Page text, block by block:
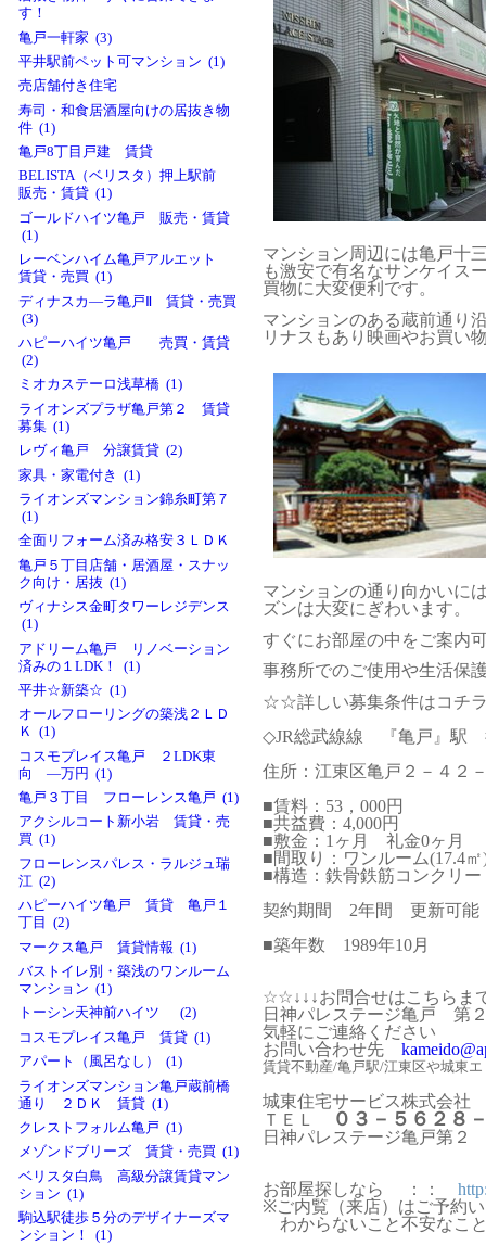
マンション周辺には亀戸十
も激安で有名なサンケイス
買物に大変便利です。
マンションのある蔵前通り
リナスもあり映画やお買い
マンションの通り向かいに
ズンは大変にぎわいます。
すぐにお部屋の中をご案内
事務所でのご使用や生活保
☆☆詳しい募集条件はコチ
◇JR総武線線 『亀戸』
住所：江東区亀戸２－４２
■賃料：53 ，000円
■共益費：4,000円
■敷金：1ヶ月 礼金0ヶ月
■間取り：ワンルーム(17.4㎡
■構造：鉄骨鉄筋コンクリー
契約期間 2年間 更新可能
■築年数 1989年10月
☆☆↓↓↓お問合せはこちら
日神パレステージ亀戸 第
気軽にご連絡ください
お問い合わせ先
賃貸不動産/亀戸駅/江東区や城東
城東住宅サービス株式会
ＴＥＬ
０３－５６２
日神パレステージ亀戸第
お部屋探しなら ：：
※ご内覧（来店）はご予約
わからないこと不安なこ
す！
亀戸一軒家 (3)
平井駅前ペット可マンション (1)
売店舗付き住宅
寿司・和食居酒屋向けの居抜き物
件 (1)
亀戸8丁目戸建 賃貸
BELISTA（ベリスタ）押上駅前
販売・賃貸 (1)
ゴールドハイツ亀戸 販売・賃貸
(1)
レーベンハイム亀戸アルエット
賃貸・売買 (1)
ディナスカ―ラ亀戸Ⅱ 賃貸・売買
(3)
ハピーハイツ亀戸 売買・賃貸
(2)
ミオカステーロ浅草橋 (1)
ライオンズプラザ亀戸第２ 賃貸
募集 (1)
レヴィ亀戸 分譲賃貸 (2)
家具・家電付き (1)
ライオンズマンション錦糸町第７
(1)
全面リフォーム済み格安３ＬＤＫ
亀戸５丁目店舗・居酒屋・スナッ
ク向け・居抜 (1)
ヴィナシス金町タワーレジデンス
(1)
アドリーム亀戸 リノベーション
済みの１LDK！ (1)
平井☆新築☆ (1)
オールフローリングの築浅２ＬＤ
Ｋ (1)
コスモプレイス亀戸 ２LDK東
向 ―万円 (1)
亀戸３丁目 フローレンス亀戸 (1)
アクシルコート新小岩 賃貸・売
買 (1)
フローレンスパレス・ラルジュ瑞
江 (2)
ハピーハイツ亀戸 賃貸 亀戸１
丁目 (2)
マークス亀戸 賃貸情報 (1)
バストイレ別・築浅のワンルーム
マンション (1)
トーシン天神前ハイツ (2)
コスモプレイス亀戸 賃貸 (1)
アパート（風呂なし） (1)
ライオンズマンション亀戸蔵前橋
通り ２ＤＫ 賃貸 (1)
クレストフォルム亀戸 (1)
メゾンドブリーズ 賃貸・売買 (1)
ベリスタ白鳥 高級分譲賃貸マン
ション (1)
駒込駅徒歩５分のデザイナーズマ
ンション！ (1)